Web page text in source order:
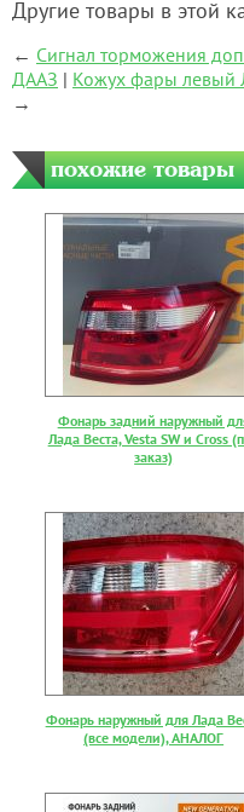
Другие товары в этой
← Сигнал торможения
ДААЗ | Кожух фары левый
→
похожие товары
Фонарь задний наружный
Лада Веста, Vesta SW и Cross
заказ)
Фонарь наружный для Лада
(все модели), АНАЛОГ